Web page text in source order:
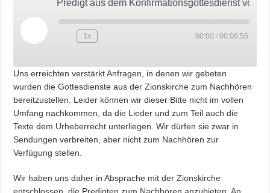
Play
Episode
1x 00:00 / 00:06:55
Uns erreichten verstärkt Anfragen, in denen wir gebeten
wurden die Gottesdienste aus der Zionskirche zum Nachhören
bereitzustellen. Leider können wir dieser Bitte nicht im vollen
Umfang nachkommen, da die Lieder und zum Teil auch die
Texte dem Urheberrecht unterliegen. Wir dürfen sie zwar in
Sendungen verbreiten, aber nicht zum Nachhören zur
Verfügung stellen.
Wir haben uns daher in Absprache mit der Zionskirche